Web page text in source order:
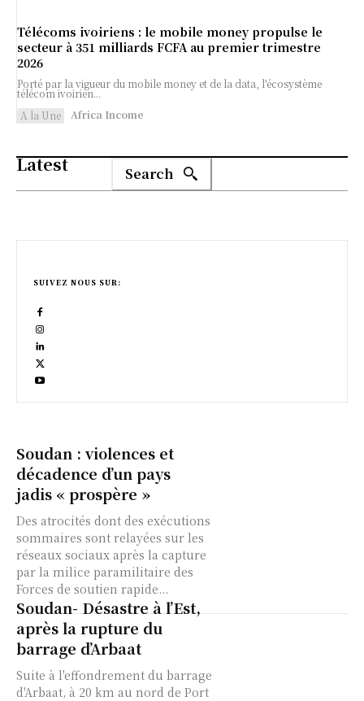
Télécoms ivoiriens : le mobile money propulse le
secteur à 351 milliards FCFA au premier trimestre
2026
Porté par la vigueur du mobile money et de la data, l'écosystème
télécom ivoirien...
A la Une
Africa Income
Latest Search
Soudan : violences et
décadence d’un pays
jadis « prospère »
Des atrocités dont des exécutions
sommaires sont relayées sur les
réseaux sociaux après la capture
par la milice paramilitaire des
Forces de soutien rapide...
Soudan- Désastre à l’Est,
après la rupture du
barrage d’Arbaat
Suite à l'effondrement du barrage
d'Arbaat, à 20 km au nord de Port
SUIVEZ NOUS SUR: